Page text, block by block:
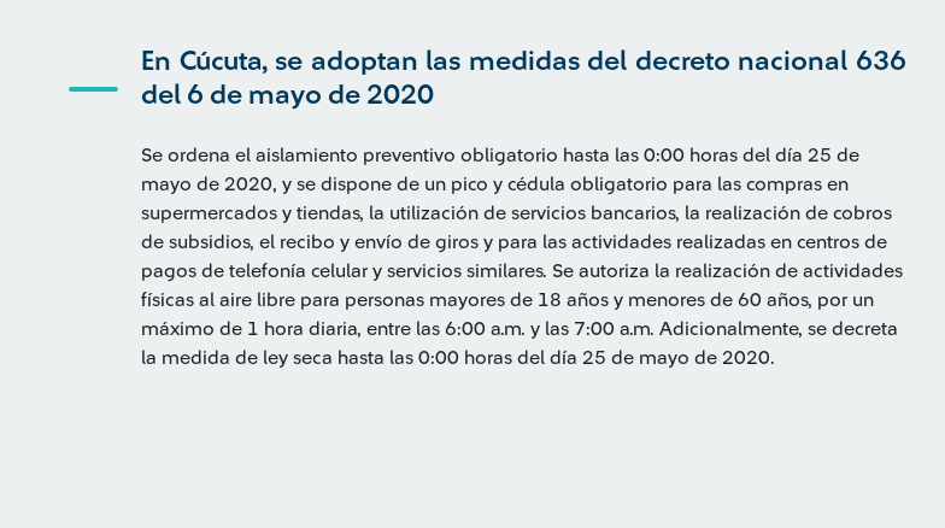
En Cúcuta, se adoptan las medidas del decreto nacional 636
del 6 de mayo de 2020
Se ordena el aislamiento preventivo obligatorio hasta las 0:00 horas del día 25 de
mayo de 2020, y se dispone de un pico y cédula obligatorio para las compras en
supermercados y tiendas, la utilización de servicios bancarios, la realización de cobros
de subsidios, el recibo y envío de giros y para las actividades realizadas en centros de
pagos de telefonía celular y servicios similares. Se autoriza la realización de actividades
físicas al aire libre para personas mayores de 18 años y menores de 60 años, por un
máximo de 1 hora diaria, entre las 6:00 a.m. y las 7:00 a.m. Adicionalmente, se decreta
la medida de ley seca hasta las 0:00 horas del día 25 de mayo de 2020.